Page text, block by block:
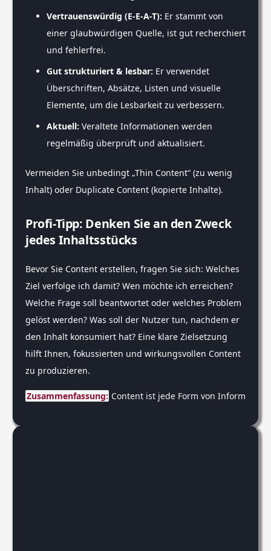
Vertrauenswürdig (E-E-A-T): Er stammt von
einer glaubwürdigen Quelle, ist gut recherchiert
und fehlerfrei.
Gut strukturiert & lesbar: Er verwendet
Überschriften, Absätze, Listen und visuelle
Elemente, um die Lesbarkeit zu verbessern.
Aktuell: Veraltete Informationen werden
regelmäßig überprüft und aktualisiert.
Vermeiden Sie unbedingt „Thin Content“ (zu wenig
Inhalt) oder Duplicate Content (kopierte Inhalte).
Profi-Tipp: Denken Sie an den Zweck
jedes Inhaltsstücks
Bevor Sie Content erstellen, fragen Sie sich: Welches
Ziel verfolge ich damit? Wen möchte ich erreichen?
Welche Frage soll beantwortet oder welches Problem
gelöst werden? Was soll der Nutzer tun, nachdem er
den Inhalt konsumiert hat? Eine klare Zielsetzung
hilft Ihnen, fokussierten und wirkungsvollen Content
zu produzieren.
Zusammenfassung: Content ist jede Form von